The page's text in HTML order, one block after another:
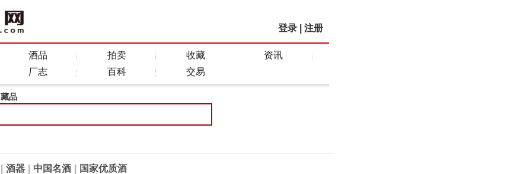
登录 注册
酒品 拍卖 收藏
资讯
厂志 百科 交易
藏品
酒器 中国名酒 国家优质酒